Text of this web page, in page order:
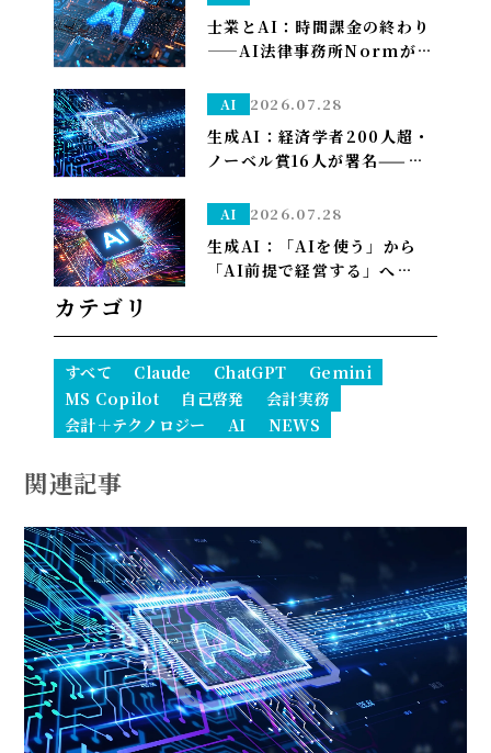
士業とAI：時間課金の終わり
——AI法律事務所Normがユ
ぐ」への転換
AI 2026.07.28
生成AI：経済学者200人超・
ノーベル賞16人が署名——
AIの雇用喪失リスクに警鐘
AI 2026.07.28
生成AI：「AIを使う」から
「AI前提で経営する」へ——
ル企業も現実に
カテゴリ
すべて Claude ChatGPT
Gemini
MS Copilot
自己啓発
会計実務
会計＋テクノロジー
AI NEWS
関連記事